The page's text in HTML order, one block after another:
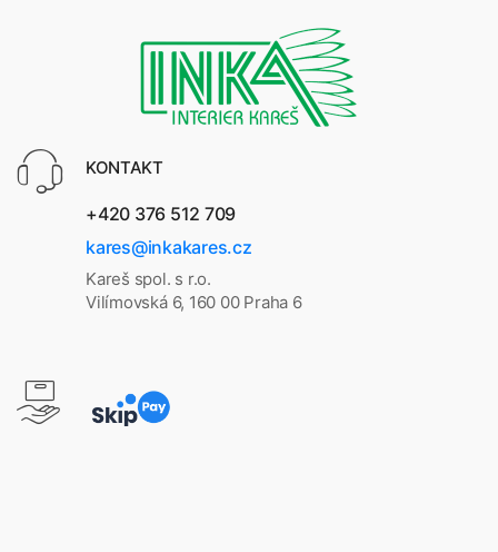
KONTAKT
+420 376 512 709
kares@inkakares.cz
Kareš spol. s r.o.
Vilímovská 6, 160 00 Praha 6